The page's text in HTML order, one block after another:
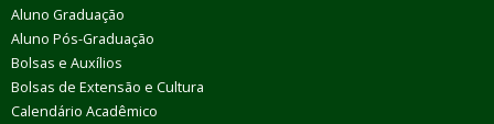
Aluno Graduação
Aluno Pós-Graduação
Bolsas e Auxílios
Bolsas de Extensão e Cultura
Calendário Acadêmico